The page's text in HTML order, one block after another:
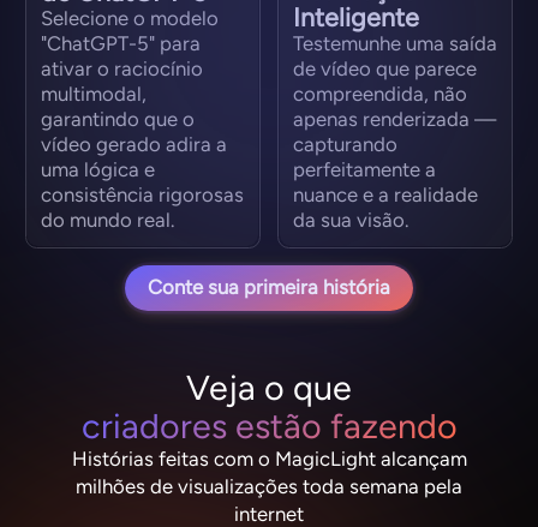
Selecione o modelo
"ChatGPT-5" para
ativar o raciocínio
multimodal,
garantindo que o
vídeo gerado adira a
uma lógica e
consistência rigorosas
do mundo real.
Inteligente
Testemunhe uma saída
de vídeo que parece
compreendida, não
apenas renderizada —
capturando
perfeitamente a
nuance e a realidade
da sua visão.
Conte sua primeira história
Veja o que
criadores estão fazendo
Histórias feitas com o MagicLight alcançam
milhões de visualizações toda semana pela
internet
NebulaDrifter
Lio "Spark" Vance
PixelRonin
Momo The Moshroom